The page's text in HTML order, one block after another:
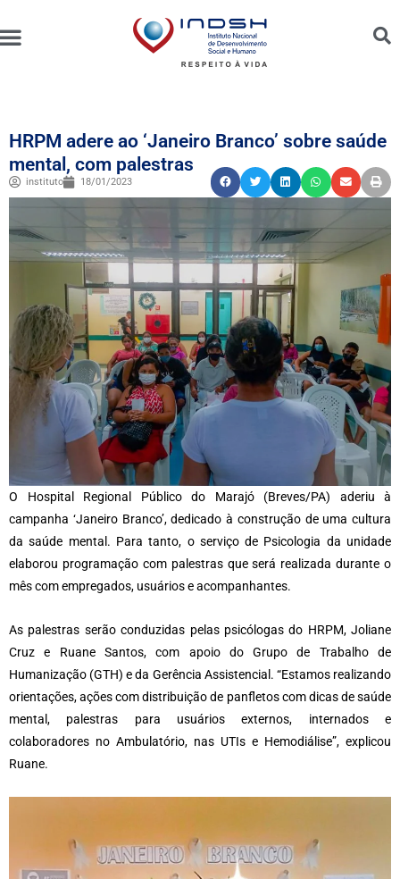
HRPM adere ao ‘Janeiro Branco’ sobre saúde
mental, com palestras
instituto 18/01/2023
O Hospital Regional Público do Marajó (Breves/PA) aderiu à
campanha ‘Janeiro Branco’, dedicado à construção de uma cultura
da saúde mental. Para tanto, o serviço de Psicologia da unidade
elaborou programação com palestras que será realizada durante o
mês com empregados, usuários e acompanhantes.
As palestras serão conduzidas pelas psicólogas do HRPM, Joliane
Cruz e Ruane Santos, com apoio do Grupo de Trabalho de
Humanização (GTH) e da Gerência Assistencial. “Estamos realizando
orientações, ações com distribuição de panfletos com dicas de saúde
mental, palestras para usuários externos, internados e
colaboradores no Ambulatório, nas UTIs e Hemodiálise”, explicou
Ruane.